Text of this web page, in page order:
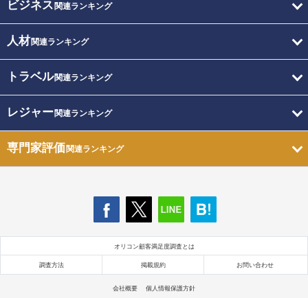
ビジネス 関連ランキング
人材関連ランキング
トラベル関連ランキング
レジャー関連ランキング
専門家評価関連ランキング
オリコン顧客満足度調査とは
調査方法 掲載規約 お問い合わせ
会社概要 個人情報保護方針